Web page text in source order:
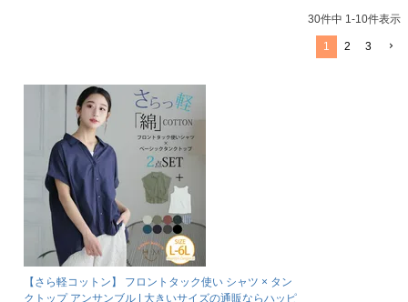
30件中 1-10件表示
1 2 3
【さら軽コットン】 フロントタック使い シャツ × タン
クトップ アンサンブル | 大きいサイズの通販ならハッピ